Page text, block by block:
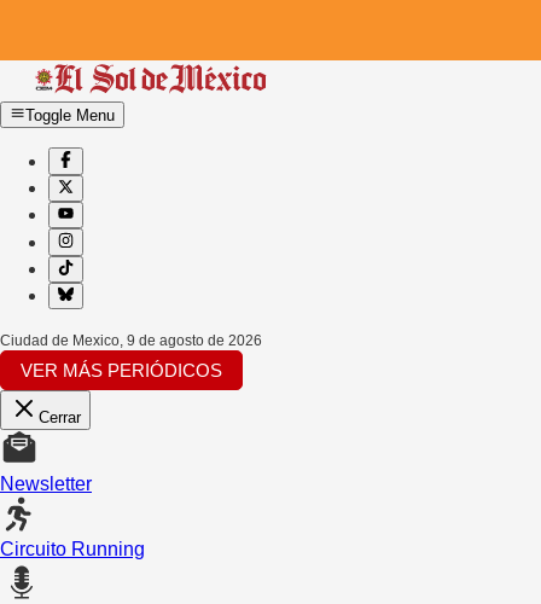
Toggle Menu
Ciudad de Mexico, 9 de agosto de 2026
VER MÁS PERIÓDICOS
Cerrar
Newsletter
Circuito Running